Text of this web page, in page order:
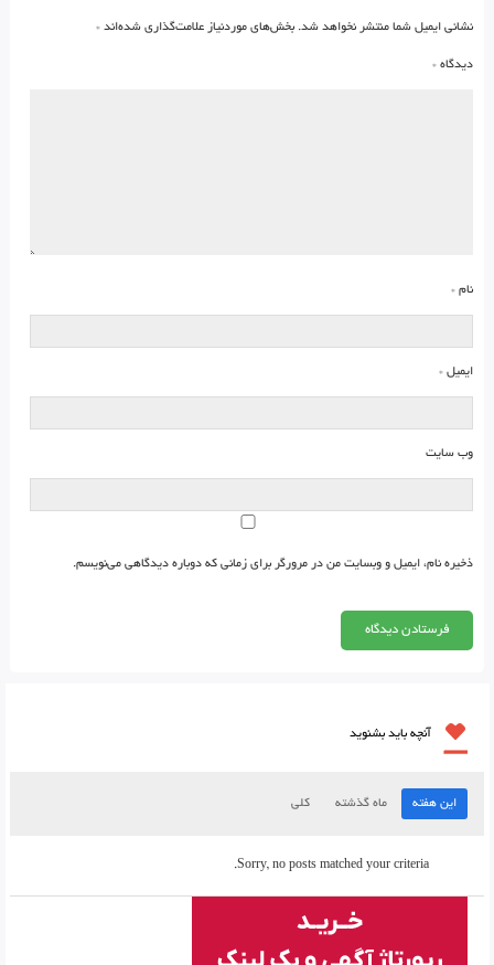
نشانی ایمیل شما منتشر نخواهد شد. بخش‌های موردنیاز علامت‌گذاری شده‌اند *
دیدگاه *
نام *
ایمیل *
وب‌ سایت
ذخیره نام، ایمیل و وبسایت من در مرورگر برای زمانی که دوباره دیدگاهی می‌نویسم.
آنچه باید بشنوید
این هفته ماه گذشته کلی
Sorry, no posts matched your criteria.